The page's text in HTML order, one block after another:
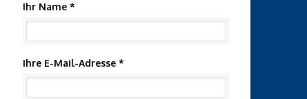
Ihr Name *
Ihre E-Mail-Adresse *